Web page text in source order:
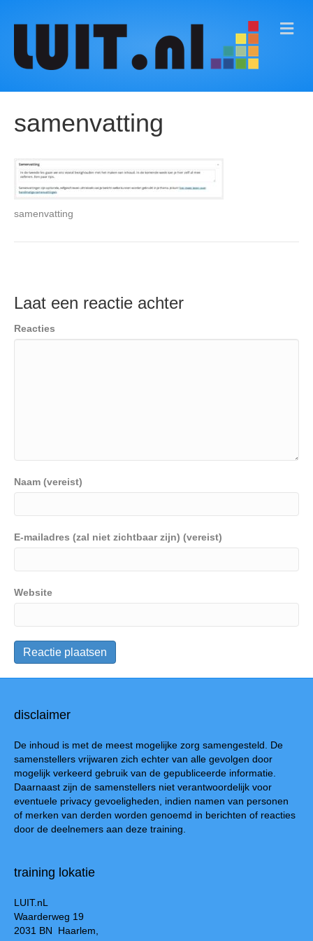
M
E
samenvatting
samenvatting
Laat een reactie achter
Reacties
Naam (vereist)
E-mailadres (zal niet zichtbaar zijn) (vereist)
Website
disclaimer
De inhoud is met de meest mogelijke zorg samengesteld. De
samenstellers vrijwaren zich echter van alle gevolgen door
mogelijk verkeerd gebruik van de gepubliceerde informatie.
Daarnaast zijn de samenstellers niet verantwoordelijk voor
eventuele privacy gevoeligheden, indien namen van personen
of merken van derden worden genoemd in berichten of reacties
door de deelnemers aan deze training.
training lokatie
LUIT.nL
Waarderweg 19
2031 BN Haarlem,